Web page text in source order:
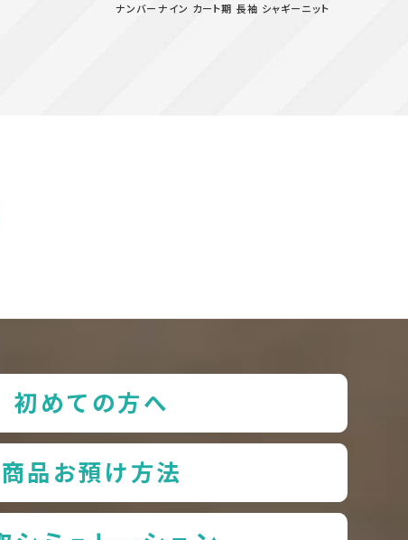
ナンバーナイン カート期 長袖 シャギーニット
初めての方へ
商品お預け方法